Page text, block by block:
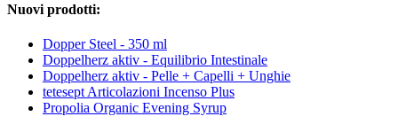
Nuovi prodotti:
Dopper Steel - 350 ml
Doppelherz aktiv - Equilibrio Intestinale
Doppelherz aktiv - Pelle + Capelli + Unghie
tetesept Articolazioni Incenso Plus
Propolia Organic Evening Syrup